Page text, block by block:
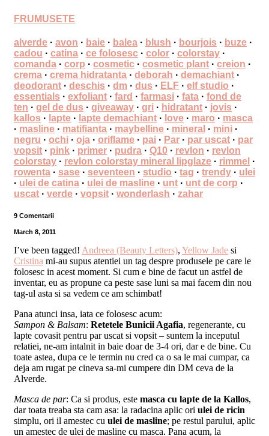
FRUMUSETE
alverde · avon · baie · balea · blush · bourjois · buze ·
cadou · catina · ce folosesc · color · colorstay ·
comanda · corp · cosmetic · cosmetic plant · creion ·
crema · crema hidratanta · deborah · demachiant ·
deodorant · deschis · dm · dus · ELF · elf studio ·
essentials · exfoliant · fard · farmasi · fata · fond de
ten · gel de dus · giveaway · gri · hidratant · jovis ·
kallos · lapte · lapte demachiant · love · maro · masca
· masline · matifianta · maybelline · mineral · mini ·
negru · ochi · oja · oriflame · pai · Par · par uscat · par
vopsit · pink · primer · pudra · Q10 · revlon · revlon
colorstay · revlon colorstay mineral lipglaze · rimmel ·
rowenta · sase · seventeen · studio · tag · trendy · ulei
· ulei de catina · ulei de masline · unt · unt de corp ·
uscat · verde · vopsit · wonderlash · zahar
9 Comentarii
March 8, 2011
I’ve been tagged! Andreea (Beauty Letters), Yellow Jade si
Cristina mi-au supus atentiei un tag despre produsele pe care le
folosesc in acest moment. Si cum e bine de facut un astfel de
inventar, eu as propune ca peste sase luni sa mai facem din nou
tag-ul asta si sa vedem ce am schimbat!
Pana atunci insa, iata ce folosesc acum:
Sampon & Balsam: Retetele Bunicii Agafia, regenerante, cu
lapte covasit pentru par uscat si vopsit – suntem la inceputul
relatiei, ne-am intalnit in baie doar de 3-4 ori, dar e de bine. Cu
toate astea, dupa ce le termin nu cred ca o sa le mai cumpar, ca
deja am rugat pe cineva sa-mi cumpere din DM ceva de la
Alverde.
Masca de par: Ca si produs, este masca cu lapte de la Kallos,
dar toata treaba sta cam asa: la radacina aplic ori ulei de ricin
simplu, ori il amestec cu ulei de masline; pe restul parului, aplic
un amestec de ulei de masline cu masca. Pana acum, la